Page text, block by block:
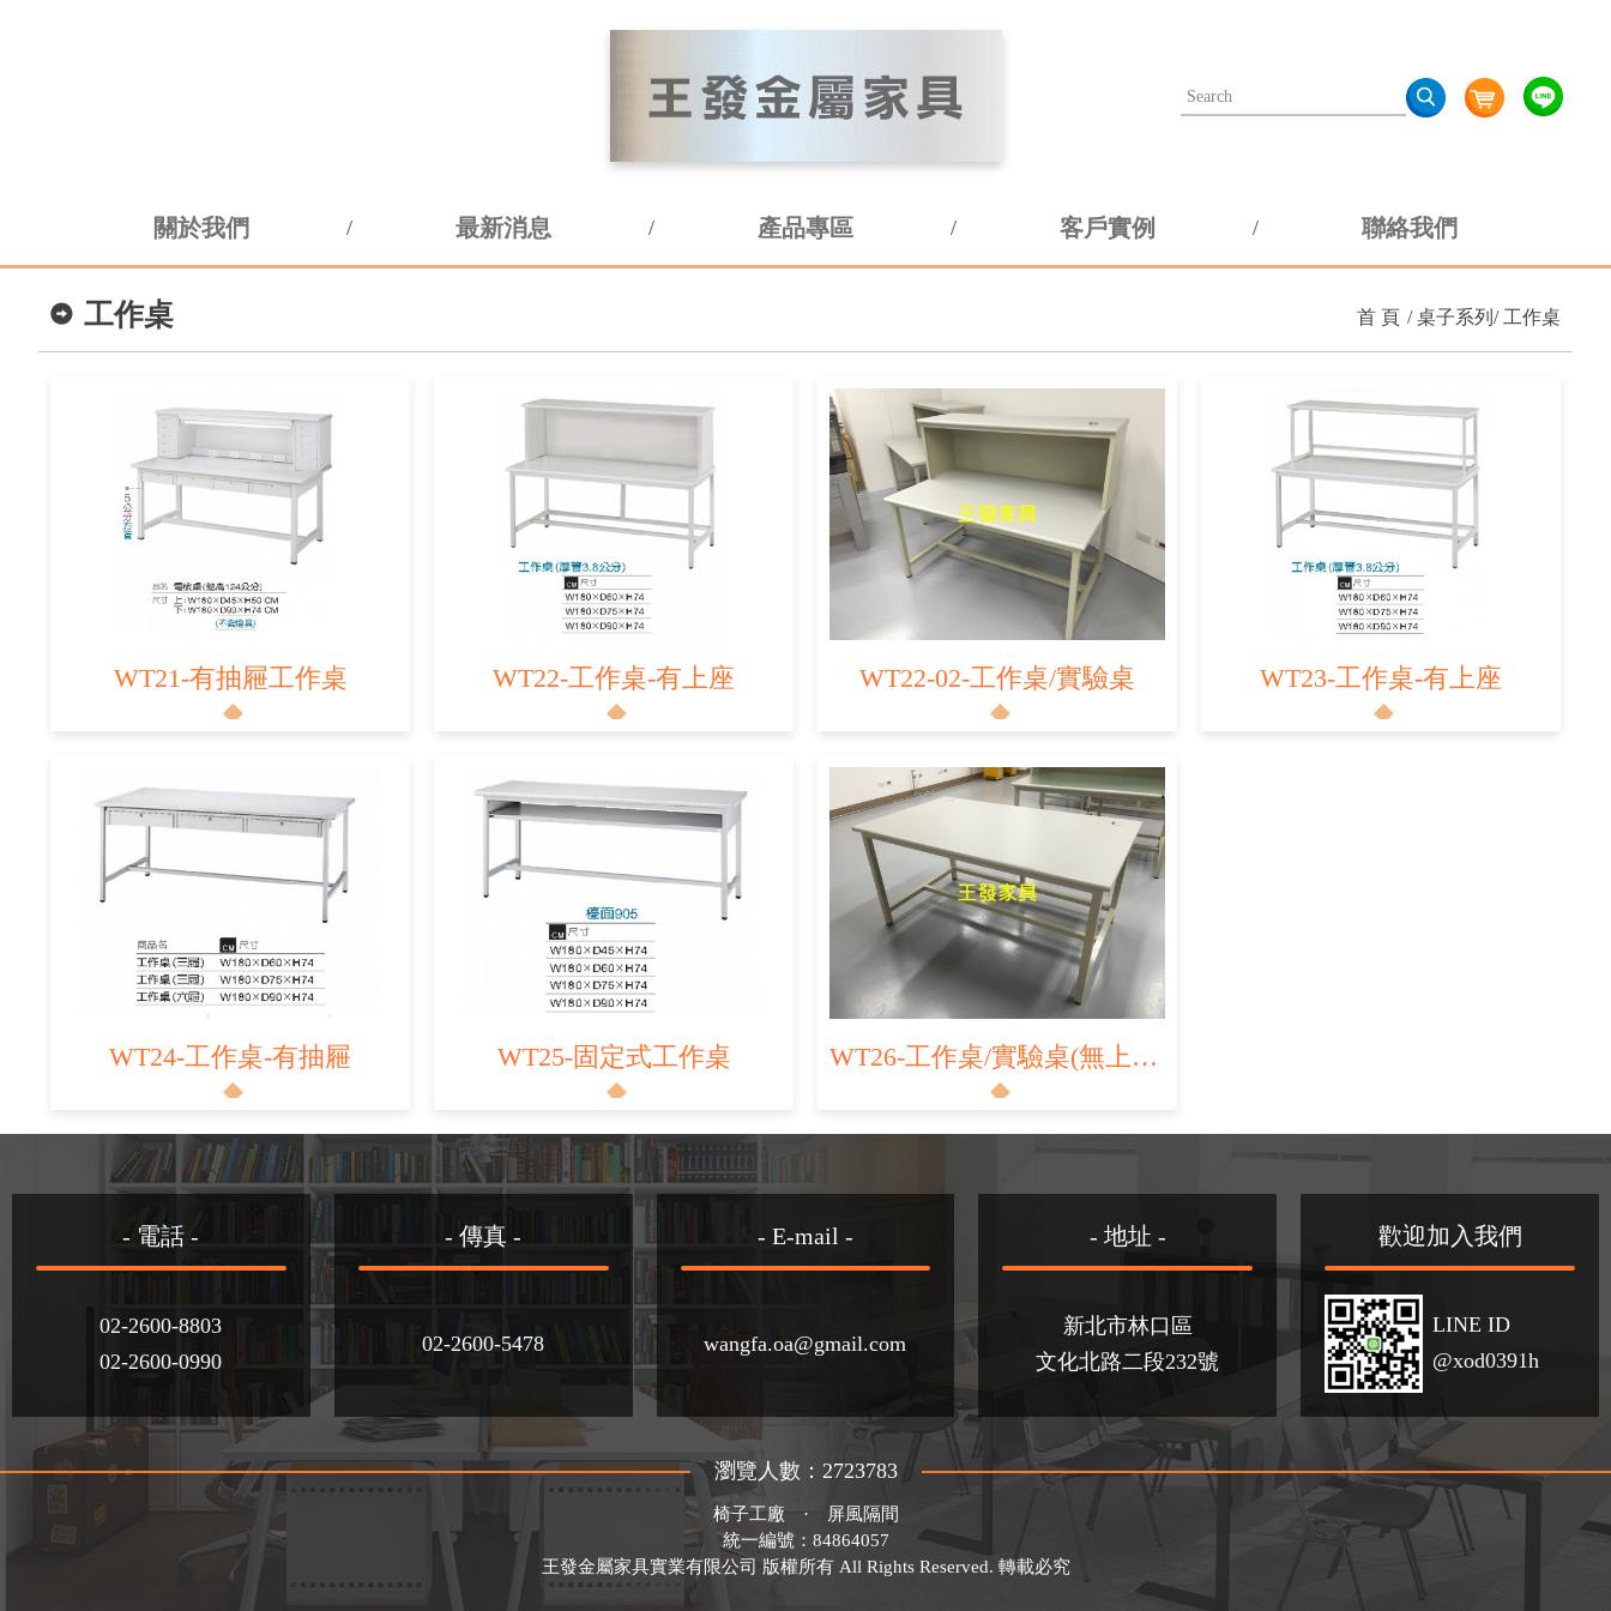
關於我們 最新消息 產品專區 客戶實例 聯絡我們
工作桌 首 頁 桌子系列 工作桌
WT21-有抽屜工作桌 WT22-工作桌-有上座 WT22-02-工作桌/實驗桌 WT23-工作桌-有上座
WT24-工作桌-有抽屜 WT25-固定式工作桌 WT26-工作桌/實驗桌(無上座)
- 電話 -
02-2600-8803
02-2600-0990
- 傳真 -
02-2600-5478
- E-mail -
wangfa.oa@gmail.com
- 地址 -
新北市林口區
文化北路二段232號
歡迎加入我們
LINE ID
@xod0391h
瀏覽人數：2723783
椅子工廠 ·
屏風隔間
統一編號：84864057
王發金屬家具實業有限公司 版權所有 All Rights Reserved. 轉載必究